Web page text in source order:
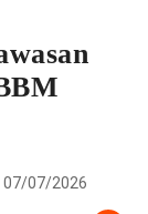
07/07/2026